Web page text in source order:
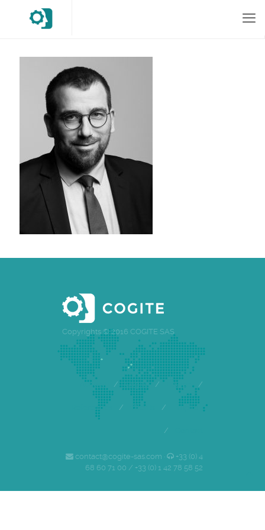
Copyrights © 2016 COGITE SAS
Accueil / Cogite / Equipe /
Références / Clients / Emploi
/
contact@cogite-sas.com ·
+33 (0) 4
68 60 71 00 / +33 (0) 1 42 78 58 52